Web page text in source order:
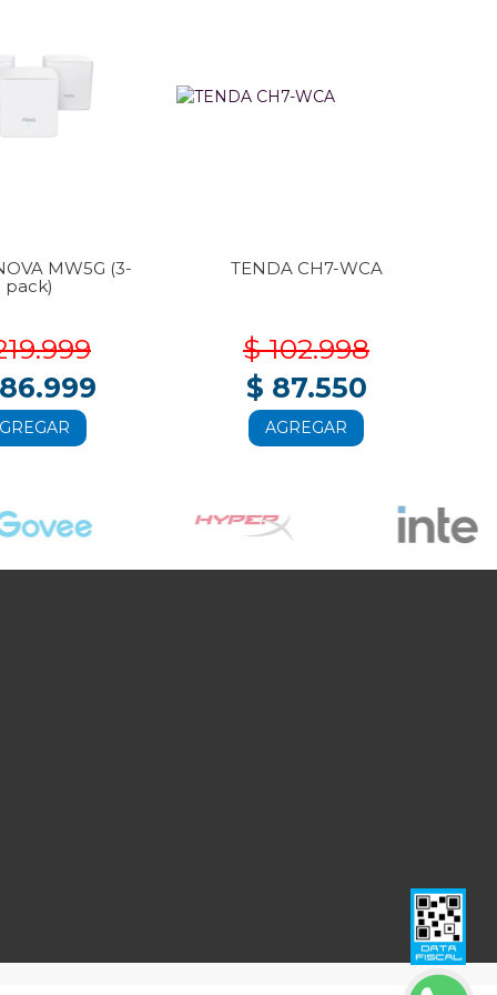
MW5G (3-
pack)
TENDA CH7-WCA
$ 102.998
$ 87.550
AGREGAR